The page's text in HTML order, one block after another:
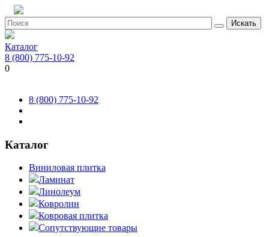
Искать
Каталог
8 (800) 775-10-92
0
8 (800) 775-10-92
Каталог
Виниловая плитка
Ламинат
Линолеум
Ковролин
Ковровая плитка
Сопутствующие товары